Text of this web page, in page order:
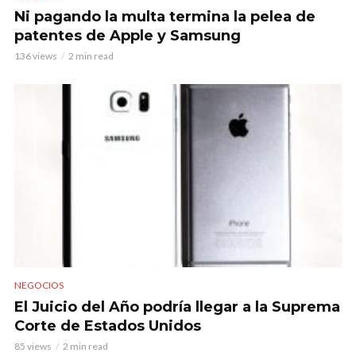
Ni pagando la multa termina la pelea de
patentes de Apple y Samsung
136 views 2 min read
NEGOCIOS
El Juicio del Año podría llegar a la Suprema
Corte de Estados Unidos
85 views 2 min read